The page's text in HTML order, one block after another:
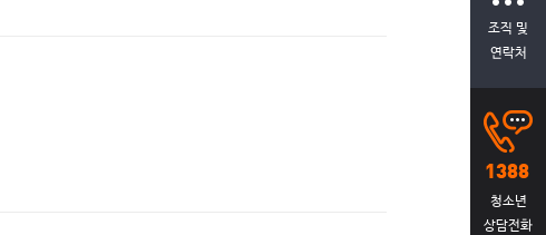
조직 및
연락처
청소년
상담전화